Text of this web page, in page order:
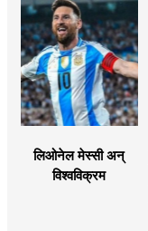
लिओनेल मेस्सी अन्
विश्वविक्रम